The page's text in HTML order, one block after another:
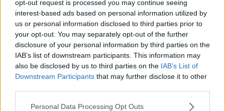
opt-out request is processed you may continue seeing
interest-based ads based on personal information utilized by
us or personal information disclosed to third parties prior to
your opt-out. You may separately opt-out of the further
disclosure of your personal information by third parties on the
IAB’s list of downstream participants. This information may
also be disclosed by us to third parties on the IAB’s List of
Downstream Participants that may further disclose it to other
Please note that this website/app uses one or more Google
Personal Data Processing Opt Outs
Come abbiamo detto, il vapore dilata i vasi e
stimola la circolazionedel sangue, un effetto
che aumenta il benessere di tutto il corpo. In
particolare, comporta un maggior apporto di
ossigeno in zone del corpo danneggiate,
riducendo alcuni dolori localizzati.